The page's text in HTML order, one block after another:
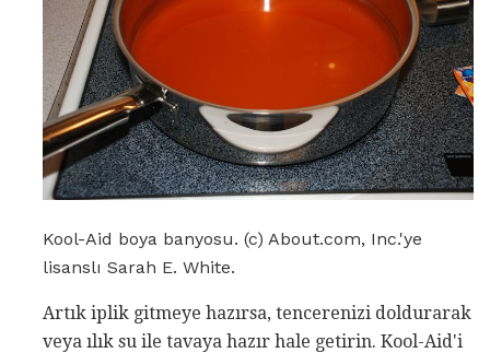
Kool-Aid boya banyosu. (c) About.com, Inc.'ye
lisanslı Sarah E. White.
Artık iplik gitmeye hazırsa, tencerenizi doldurarak
veya ılık su ile tavaya hazır hale getirin. Kool-Aid'i